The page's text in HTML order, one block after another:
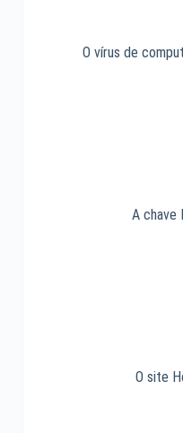
O vírus de
A chave
O site